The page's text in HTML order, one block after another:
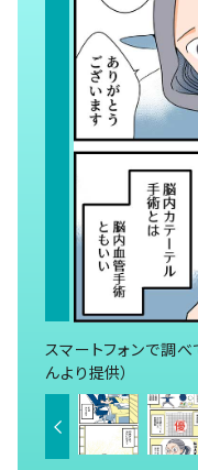
スマートフォンで調
んより提供）